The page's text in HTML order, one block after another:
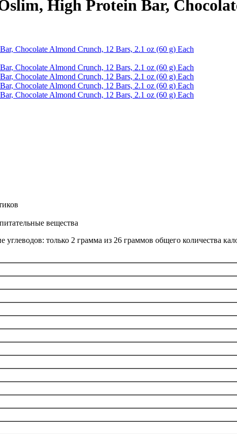
High Protein Bar,
вещества
углеводов: только 2 грамма из 26 граммов общего количества